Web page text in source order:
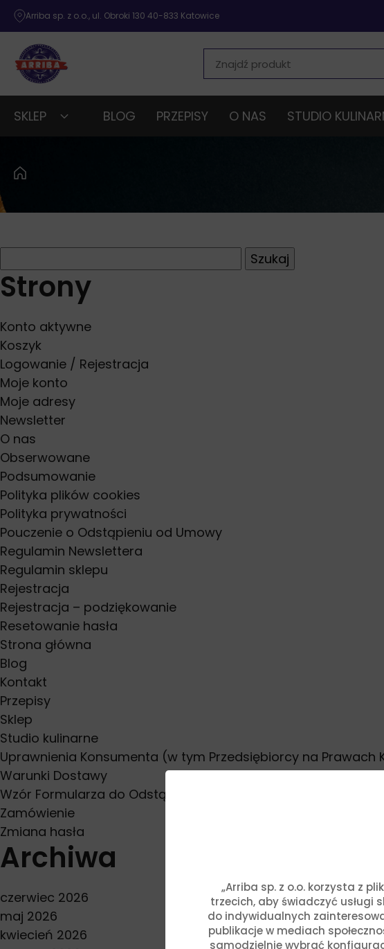
„Arriba sp. z o.o. korzysta z
trzecich, aby świadczyć usługi
do indywidualnych
publikacje w mediach
samodzielnie wybrać
Arriba sp. z o.o., ul. Obroki 130 40-833 Katowice
SKLEP BLOG PRZEPISY O NAS STUDIO
Strony
Konto aktywne
Koszyk
Logowanie / Rejestracja
Moje konto
Moje adresy
Newsletter
O nas
Obserwowane
Podsumowanie
Polityka plików cookies
Polityka prywatności
Pouczenie o Odstąpieniu od Umowy
Regulamin Newslettera
Regulamin sklepu
Rejestracja
Rejestracja – podziękowanie
Resetowanie hasła
Strona główna
Blog
Kontakt
Przepisy
Sklep
Studio kulinarne
Uprawnienia Konsumenta (w tym Przedsiębiorcy na Prawach
Warunki Dostawy
Wzór Formularza do Odstąpienia od Umowy
Zamówienie
Zmiana hasła
Archiwa
czerwiec 2026
maj 2026
kwiecień 2026